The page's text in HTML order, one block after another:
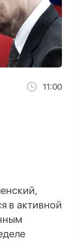
11:00
в активной